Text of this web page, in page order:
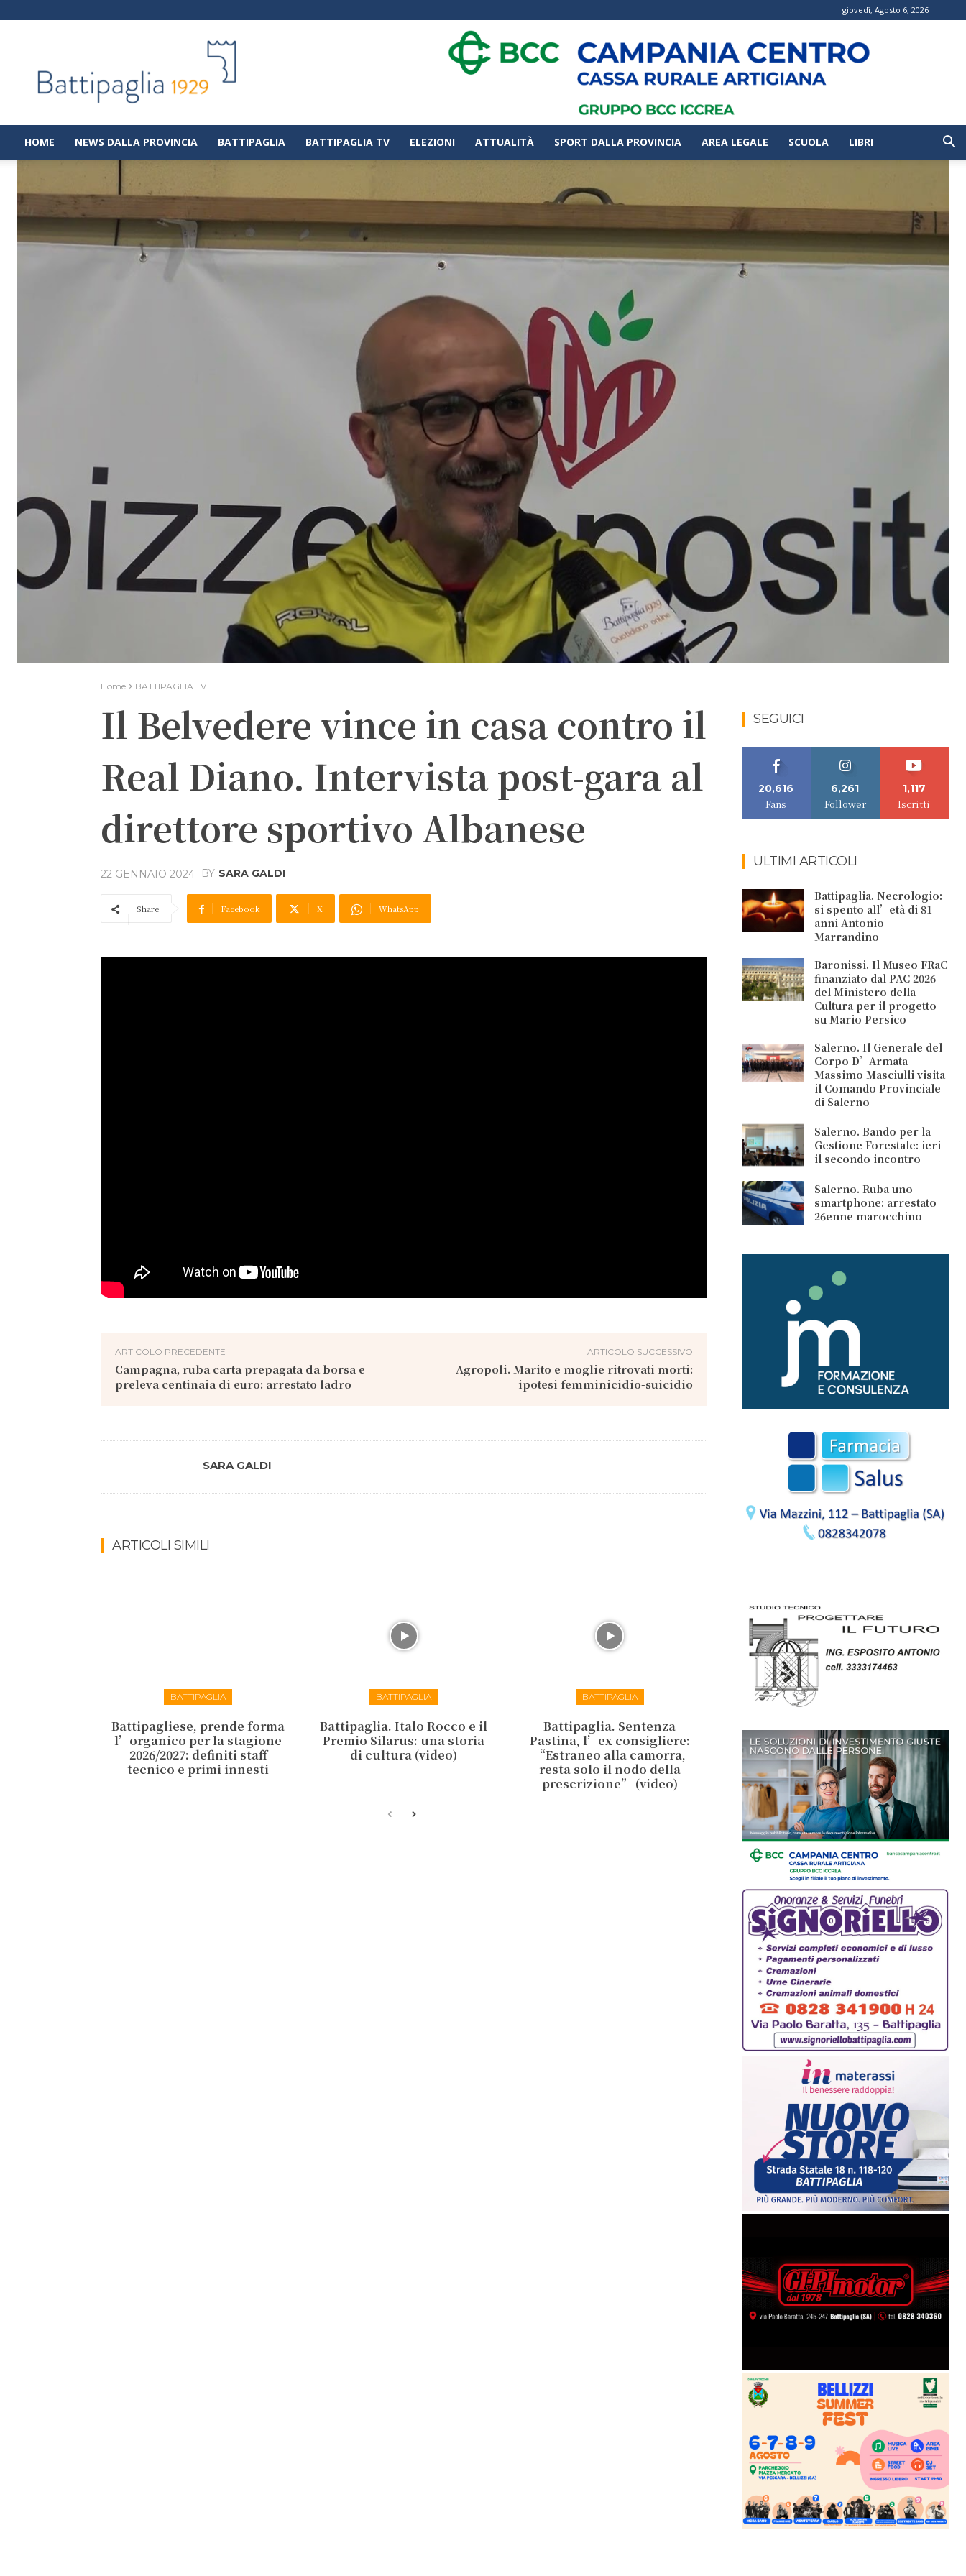
giovedì, Agosto 6, 2026
|
Notizie
dalla
città
di
HOME NEWS DALLA PROVINCIA BATTIPAGLIA BATTIPAGLIA TV ELEZIONI ATTUALITÀ SPORT DALLA PROVINCIA AREA LEGALE SCUOLA LIBRI
Home BATTIPAGLIA TV
Il Belvedere vince in casa contro il
Real Diano. Intervista post-gara al
direttore sportivo Albanese
22 GENNAIO 2024 BY SARA GALDI
Share Facebook X WhatsApp
ARTICOLO PRECEDENTE
Campagna, ruba carta prepagata da borsa e
preleva centinaia di euro: arrestato ladro
ARTICOLO SUCCESSIVO
Agropoli. Marito e moglie ritrovati morti:
ipotesi femminicidio-suicidio
SARA GALDI
ARTICOLI SIMILI
BATTIPAGLIA
Battipagliese, prende forma
l’organico per la stagione
2026/2027: definiti staff
tecnico e primi innesti
BATTIPAGLIA
Battipaglia. Italo Rocco e il
Premio Silarus: una storia
di cultura (video)
BATTIPAGLIA
Battipaglia. Sentenza
Pastina, l’ex consigliere:
“Estraneo alla camorra,
resta solo il nodo della
prescrizione” (video)
SEGUICI
20,616
Fans
6,261
Follower
1,117
Iscritti
ULTIMI ARTICOLI
Battipaglia. Necrologio:
si spento all’età di 81
anni Antonio
Marrandino
Baronissi. Il Museo FRaC
finanziato dal PAC 2026
del Ministero della
Cultura per il progetto
su Mario Persico
Salerno. Il Generale del
Corpo D’Armata
Massimo Masciulli visita
il Comando Provinciale
di Salerno
Salerno. Bando per la
Gestione Forestale: ieri
il secondo incontro
Salerno. Ruba uno
smartphone: arrestato
26enne marocchino